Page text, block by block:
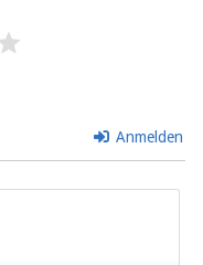
Anmelden